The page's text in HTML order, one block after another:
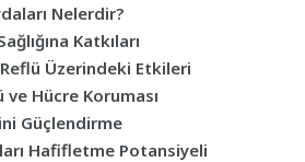
Nelerdir?
Katkıları
Üzerindeki Etkileri
Hücre Koruması
Güçlendirme
Hafifletme Potansiyeli